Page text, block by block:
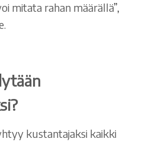
mitata rahan määrällä”,
kustantajaksi kaikki